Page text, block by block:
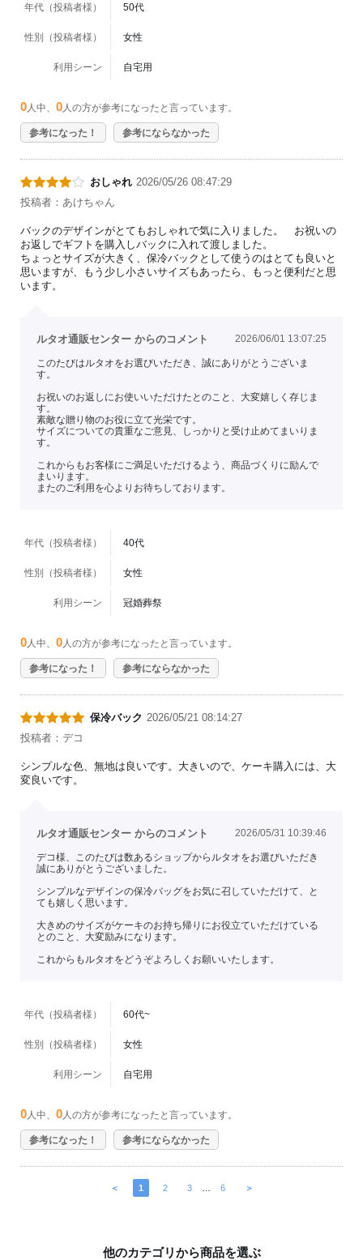
年代（投稿者様） 50代
性別（投稿者様） 女性
利用シーン 自宅用
0 人中、 0 人の方が参考になったと言っています。
参考になった！ 参考にならなかった
おしゃれ 2026/05/26 08:47:29
投稿者：あけちゃん
バックのデザインがとてもおしゃれで気に入りました。 お祝いの
お返しでギフトを購入しバックに入れて渡しました。
ちょっとサイズが大きく、保冷バックとして使うのはとても良いと
思いますが、もう少し小さいサイズもあったら、もっと便利だと思
います。
ルタオ通販センター からのコメント 2026/06/01 13:07:25
このたびはルタオをお選びいただき、誠にありがとうございま
す。
お祝いのお返しにお使いいただけたとのこと、大変嬉しく存じま
す。
素敵な贈り物のお役に立て光栄です。
サイズについての貴重なご意見、しっかりと受け止めてまいりま
す。
これからもお客様にご満足いただけるよう、商品づくりに励んで
まいります。
またのご利用を心よりお待ちしております。
年代（投稿者様） 40代
性別（投稿者様） 女性
利用シーン 冠婚葬祭
0 人中、 0 人の方が参考になったと言っています。
参考になった！ 参考にならなかった
保冷バック 2026/05/21 08:14:27
投稿者：デコ
シンプルな色、無地は良いです。大きいので、ケーキ購入には、大
変良いです。
ルタオ通販センター からのコメント 2026/05/31 10:39:46
デコ様、このたびは数あるショップからルタオをお選びいただき
誠にありがとうございました。
シンプルなデザインの保冷バッグをお気に召していただけて、と
ても嬉しく思います。
大きめのサイズがケーキのお持ち帰りにお役立ていただけている
とのこと、大変励みになります。
これからもルタオをどうぞよろしくお願いいたします。
年代（投稿者様） 60代~
性別（投稿者様） 女性
利用シーン 自宅用
0 人中、 0 人の方が参考になったと言っています。
参考になった！ 参考にならなかった
＜ 1 2 3 6 ＞
他のカテゴリから商品を選ぶ